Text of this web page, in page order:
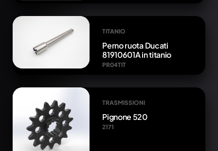
TITANIO
Perno ruota Ducati
81910601A in titanio
PR04TIT
TRASMISSIONI
Pignone 520
2171